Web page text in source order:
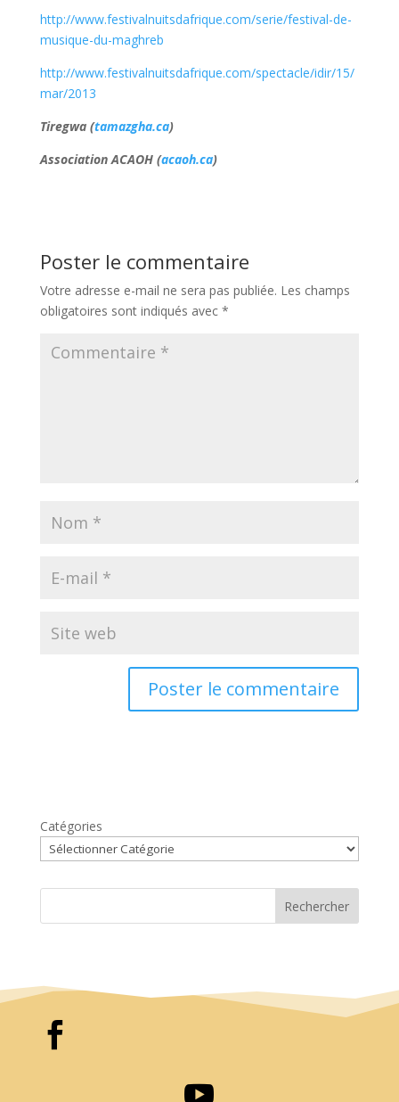
http://www.festivalnuitsdafrique.com/serie/festival-de-
musique-du-maghreb
http://www.festivalnuitsdafrique.com/spectacle/idir/15/
mar/2013
Tiregwa (tamazgha.ca)
Association ACAOH (acaoh.ca)
Poster le commentaire
Votre adresse e-mail ne sera pas publiée. Les champs
obligatoires sont indiqués avec *
Catégories
Rechercher

